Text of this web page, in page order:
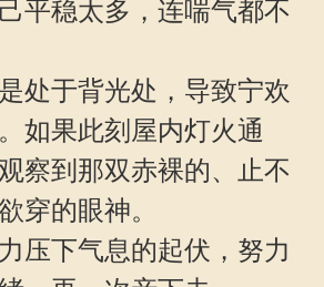
平稳太多，连喘气都不
处于背光处，导致宁欢
如果此刻屋内灯火通
察到那双赤裸的、止不
穿的眼神。
压下气息的起伏，努力